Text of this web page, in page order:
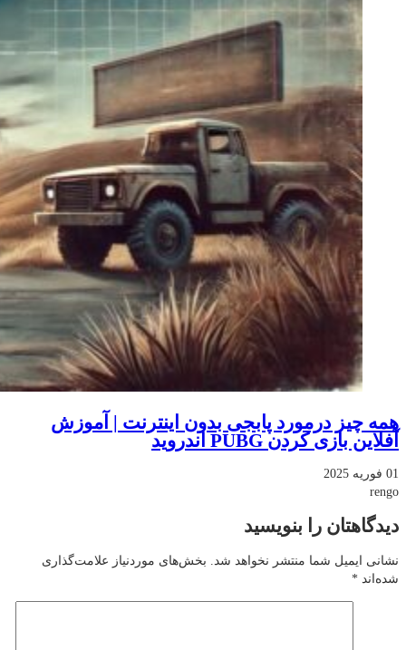
همه چیز درمورد پابجی بدون اینترنت | آموزش
آفلاین بازی کردن PUBG اندروید
01 فوریه 2025
rengo
دیدگاهتان را بنویسید
نشانی ایمیل شما منتشر نخواهد شد.
بخش‌های موردنیاز علامت‌گذاری
شده‌اند *